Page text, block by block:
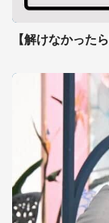
【解けなかった